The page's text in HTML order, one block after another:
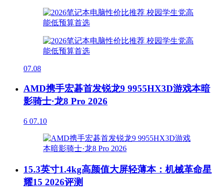
07.08
AMD携手宏碁首发锐龙9 9955HX3D游戏本暗
影骑士·龙8 Pro 2026
6 07.10
15.3英寸1.4kg高颜值大屏轻薄本：机械革命星
耀15 2026评测